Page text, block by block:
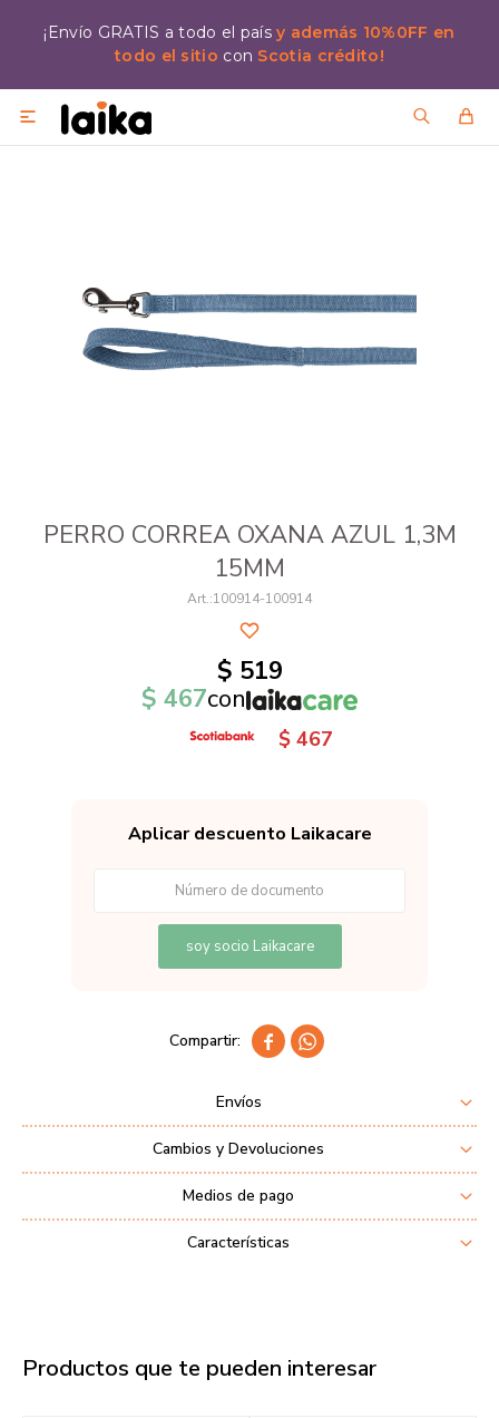
¡Envío GRATIS a todo el paísy además 10%0FF en
todo el sitio con Scotia crédito!

PERRO CORREA OXANA AZUL 1,3M
15MM
100914-100914
$ 519
$ 467con
$ 467
Aplicar descuento Laikacare
soy socio Laikacare
 
Envíos
Cambios y Devoluciones
Medios de pago
Características
Productos que te pueden interesar